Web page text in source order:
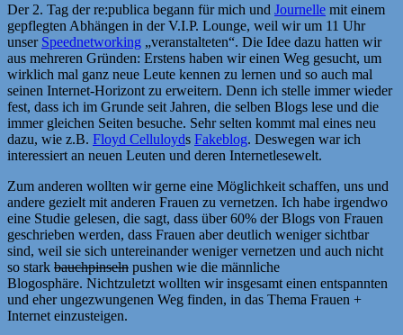
Der 2. Tag der re:publica begann für mich und Journelle mit einem
gepflegten Abhängen in der V.I.P. Lounge, weil wir um 11 Uhr
unser Speednetworking „veranstalteten“. Die Idee dazu hatten wir
aus mehreren Gründen: Erstens haben wir einen Weg gesucht, um
wirklich mal ganz neue Leute kennen zu lernen und so auch mal
seinen Internet-Horizont zu erweitern. Denn ich stelle immer wieder
fest, dass ich im Grunde seit Jahren, die selben Blogs lese und die
immer gleichen Seiten besuche. Sehr selten kommt mal eines neu
dazu, wie z.B. Floyd Celluloyds Fakeblog. Deswegen war ich
interessiert an neuen Leuten und deren Internetlesewelt.
Zum anderen wollten wir gerne eine Möglichkeit schaffen, uns und
andere gezielt mit anderen Frauen zu vernetzen. Ich habe irgendwo
eine Studie gelesen, die sagt, dass über 60% der Blogs von Frauen
geschrieben werden, dass Frauen aber deutlich weniger sichtbar
sind, weil sie sich untereinander weniger vernetzen und auch nicht
so stark bauchpinseln pushen wie die männliche
Blogosphäre. Nichtzuletzt wollten wir insgesamt einen entspannten
und eher ungezwungenen Weg finden, in das Thema Frauen +
Internet einzusteigen.